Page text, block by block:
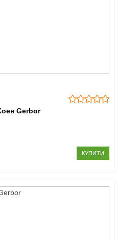
Gerbor
КУПИТИ